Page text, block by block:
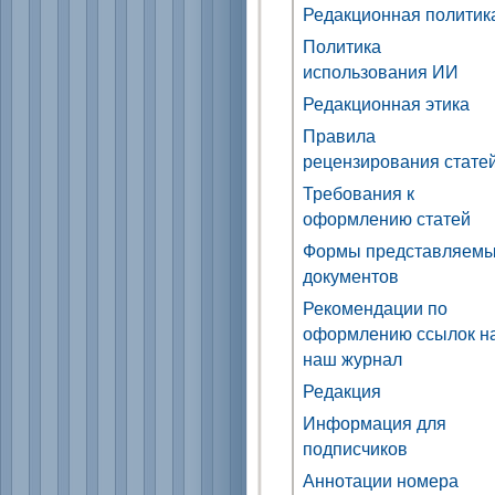
Редакционная
Политика
использования ИИ
Редакционная этика
Правила
рецензирования
Требования к
оформлению статей
Формы
документов
Рекомендации по
оформлению ссылок
наш журнал
Редакция
Информация для
подписчиков
Аннотации номера